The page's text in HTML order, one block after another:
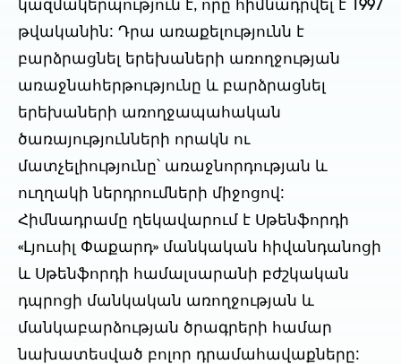
կազմակերպություն է, որը հիմնադրվել է 1997
թվականին: Դրա առաքելությունն է
բարձրացնել երեխաների առողջության
առաջնահերթությունը և բարձրացնել
երեխաների առողջապահական
ծառայությունների որակն ու
մատչելիությունը՝ առաջնորդության և
ուղղակի ներդրումների միջոցով:
Հիմնադրամը ղեկավարում է Սթենֆորդի
«Լյուսիլ Փաքարդ» մանկական հիվանդանոցի
և Սթենֆորդի համալսարանի բժշկական
դպրոցի մանկական առողջության և
մանկաբարձության ծրագրերի համար
նախատեսված բոլոր դրամահավաքները: